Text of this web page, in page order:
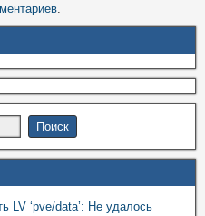
.
LV ‘pve/data’: Не удалось